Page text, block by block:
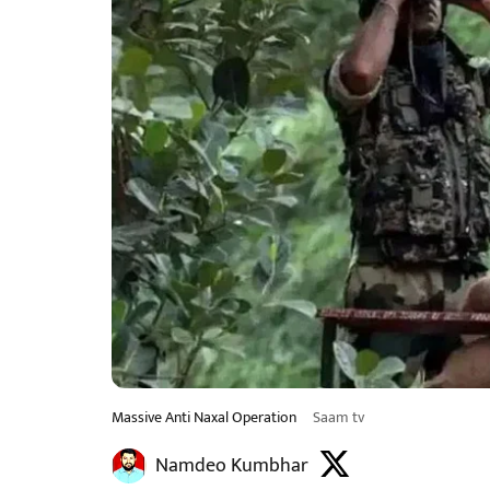
Massive Anti Naxal Operation Saam tv
Namdeo Kumbhar